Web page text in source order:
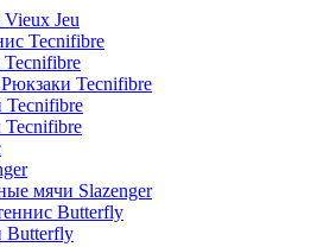
Jeu
Tecnifibre
Tecnifibre
Tecnifibre
мячи Slazenger
Butterfly
Butterfly